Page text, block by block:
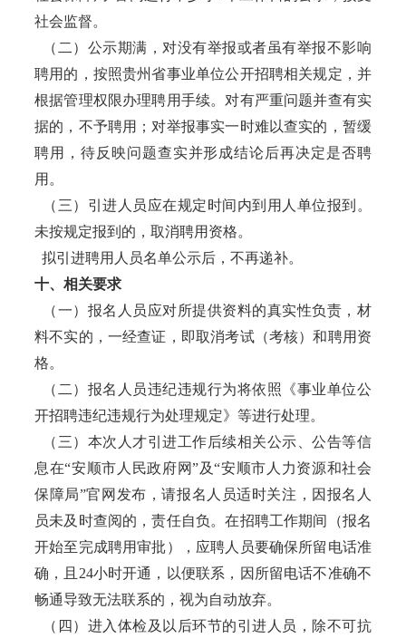
社会监督。
（二）公示期满，对没有举报或者虽有举报不影响
聘用的，按照贵州省事业单位公开招聘相关规定，并
根据管理权限办理聘用手续。对有严重问题并查有实
据的，不予聘用；对举报事实一时难以查实的，暂缓
聘用，待反映问题查实并形成结论后再决定是否聘
用。
（三）引进人员应在规定时间内到用人单位报到。
未按规定报到的，取消聘用资格。
拟引进聘用人员名单公示后，不再递补。
十、相关要求
（一）报名人员应对所提供资料的真实性负责，材
料不实的，一经查证，即取消考试（考核）和聘用资
格。
（二）报名人员违纪违规行为将依照《事业单位公
开招聘违纪违规行为处理规定》等进行处理。
（三）本次人才引进工作后续相关公示、公告等信
息在“安顺市人民政府网”及“安顺市人力资源和社会
保障局”官网发布，请报名人员适时关注，因报名人
员未及时查阅的，责任自负。在招聘工作期间（报名
开始至完成聘用审批），应聘人员要确保所留电话准
确，且24小时开通，以便联系，因所留电话不准确不
畅通导致无法联系的，视为自动放弃。
（四）进入体检及以后环节的引进人员，除不可抗